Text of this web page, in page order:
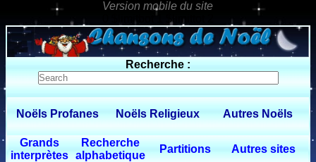
0 $limitbot 1 $limittot 2
Recherche :
Noëls Profanes Noëls Religieux Autres Noëls
Grands
interprètes
Recherche
alphabetique
Partitions Autres sites